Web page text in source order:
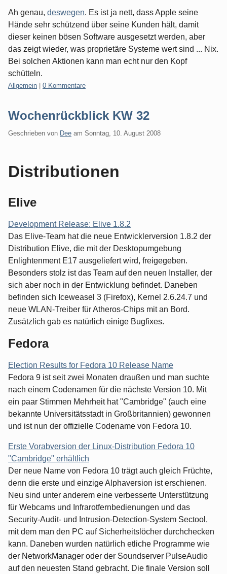
Ah genau, deswegen. Es ist ja nett, dass Apple seine
Hände sehr schützend über seine Kunden hält, damit
dieser keinen bösen Software ausgesetzt werden, aber
das zeigt wieder, was proprietäre Systeme wert sind ... Nix.
Bei solchen Aktionen kann man echt nur den Kopf
schütteln.
Kategorien:
Allgemein 0 Kommentare
Wochenrückblick KW 32
Geschrieben von Dee am Sonntag, 10. August 2008
Distributionen
Elive
Development Release: Elive 1.8.2
Das Elive-Team hat die neue Entwicklerversion 1.8.2 der
Distribution Elive, die mit der Desktopumgebung
Enlightenment E17 ausgeliefert wird, freigegeben.
Besonders stolz ist das Team auf den neuen Installer, der
sich aber noch in der Entwicklung befindet. Daneben
befinden sich Iceweasel 3 (Firefox), Kernel 2.6.24.7 und
neue WLAN-Treiber für Atheros-Chips mit an Bord.
Zusätzlich gab es natürlich einige Bugfixes.
Fedora
Election Results for Fedora 10 Release Name
Fedora 9 ist seit zwei Monaten draußen und man suchte
nach einem Codenamen für die nächste Version 10. Mit
ein paar Stimmen Mehrheit hat "Cambridge" (auch eine
bekannte Universitätsstadt in Großbritannien) gewonnen
und ist nun der offizielle Codename von Fedora 10.
Erste Vorabversion der Linux-Distribution Fedora 10
"Cambridge" erhältlich
Der neue Name von Fedora 10 trägt auch gleich Früchte,
denn die erste und einzige Alphaversion ist erschienen.
Neu sind unter anderem eine verbesserte Unterstützung
für Webcams und Infrarotfernbedienungen und das
Security-Audit- und Intrusion-Detection-System Sectool,
mit dem man den PC auf Sicherheitslöcher durchchecken
kann. Daneben wurden natürlich etliche Programme wie
der NetworkManager oder der Soundserver PulseAudio
auf den neuesten Stand gebracht. Die finale Version soll